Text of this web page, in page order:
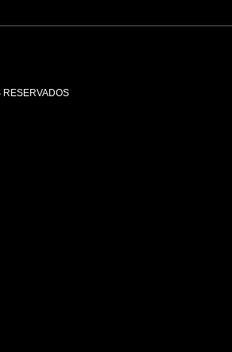
RESERVADOS